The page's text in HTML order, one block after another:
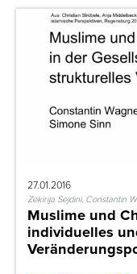
27.01.2016
Zekirija Sejdini, Constantin
Muslime und
individuelles